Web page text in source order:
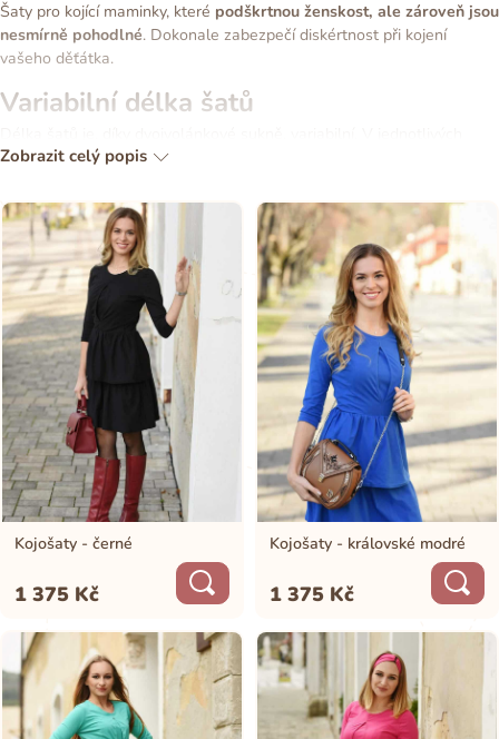
Šaty pro kojící maminky, které podškrtnou ženskost, ale zároveň jsou
nesmírně pohodlné. Dokonale zabezpečí diskértnost při kojení
vašeho děťátka.
Variabilní délka šatů
sukních se nachází přiléhavá gumička, takže si jejich délku dokážete
Střih pro diskrétní kojení
Střih těchto kojících šatů je vyvinutý tak, aby maminkám poskytl
diskrétní kojení z obou stran. Díky vysoké elasticitě a gumičce všité v
slzičce je roztaženost velmi vysoká, proto jsou kojící šaty vhodné i pro
velké poprsí.
Vrchní volánová sukně zvýrazňuje
ženskost
Střih šatů a vrchní volánová sukně efektně zakryje poporodní bříško a
zvýrazní ženskou siluetu postavy.
Biobavlna pro pohodlnost a elenganci v
jednom
Navzdory tomu, že jsou šaty krásně ženské, jsou i nesmírně pohodlné.
Ušité byly z jemné certifikované 95% BIOBAVLNY a 5% elastenu
(úplet), což jim zabezpečuje výbornou termoregulaci a elasticitu. Dají
se tedy využít celoročně a pěkně se přizpůsobí postavě. Můžete je
kombinovat s teniskami, kozačkami, ale i balerínkami či elegatnějšími
sandálmi. Využití pro ně najdete při různých událostech, kdy budete
chtít pohodlně nakojit svoje děťátko.
Zobrazit celý popis
Kojošaty - černé
1 375 Kč
Kojošaty - královské modré
1 375 Kč